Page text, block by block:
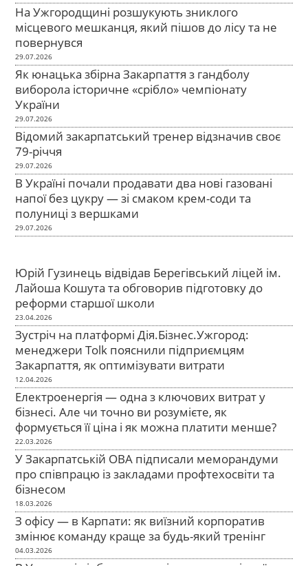
На Ужгородщині розшукують зниклого
місцевого мешканця, який пішов до лісу та не
повернувся
29.07.2026
Як юнацька збірна Закарпаття з гандболу
виборола історичне «срібло» чемпіонату
України
29.07.2026
Відомий закарпатський тренер відзначив своє
79-річчя
29.07.2026
В Україні почали продавати два нові газовані
напої без цукру — зі смаком крем-соди та
полуниці з вершками
29.07.2026
Юрій Гузинець відвідав Берегівський ліцей ім.
Лайоша Кошута та обговорив підготовку до
реформи старшої школи
23.04.2026
Зустріч на платформі Дія.Бізнес.Ужгород:
менеджери Tolk пояснили підприємцям
Закарпаття, як оптимізувати витрати
12.04.2026
Електроенергія — одна з ключових витрат у
бізнесі. Але чи точно ви розумієте, як
формується її ціна і як можна платити менше?
22.03.2026
У Закарпатській ОВА підписали меморандуми
про співпрацю із закладами профтехосвіти та
бізнесом
18.03.2026
З офісу — в Карпати: як виїзний корпоратив
змінює команду краще за будь-який тренінг
04.03.2026